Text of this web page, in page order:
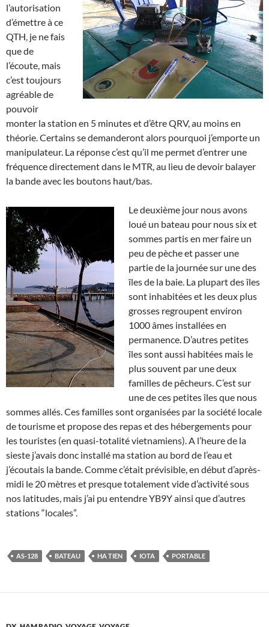
l’autorisation
d’émettre à ce
QTH, je ne fais
que de
l’écoute, mais
c’est toujours
agréable de
pouvoir
monter la station en 5 minutes et d’être QRV, au moins en
théorie. Certains se demanderont alors pourquoi j’emporte un
manipulateur. La réponse c’est qu’il me permet d’entrer une
fréquence directement dans le MTR, au lieu de devoir balayer
la bande avec les boutons haut/bas.
Le deuxième jour nous avons
loué un bateau pour nous six et
sommes partis en mer faire un
peu de pèche et passer une
partie de la journée sur une des
îles de la baie. La plupart des îles
sont inhabitées et les deux plus
grosses regroupent environ
1000 âmes installées en
permanence. D’autres petites
îles sont aussi habitées mais le
plus souvent par une deux
familles de pêcheurs. C’est sur
une de ces petites îles que nous
sommes allés. Ces familles sont organisées par la société locale
de tourisme et propose des repas et des hébergements pour
les touristes (en quasi-totalité vietnamiens). A l’heure de la
sieste j’avais donc installé ma station au bord de l’eau et
j’écoutais la bande. Comme c’était prévisible, en début d’après-
midi le 20 mètres et presque totalement vide d’activité sous
nos latitudes, mais j’ai pu entendre YB9Y ainsi que d’autres
stations “locales”.
AS-128 BATEAU HA TIEN IOTA PORTABLE